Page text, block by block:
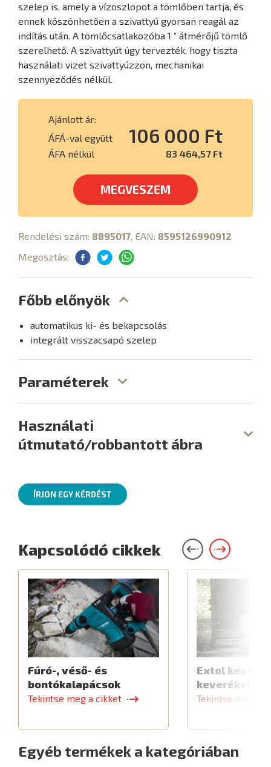
szelep is, amely a vízoszlopot a tömlőben tartja, és
ennek köszönhetően a szivattyú gyorsan reagál az
indítás után. A tömlőcsatlakozóba 1 ” átmérőjű tömlő
szerelhető. A szivattyút úgy tervezték, hogy tiszta
használati vizet szivattyúzzon, mechanikai
szennyeződés nélkül.
Ajánlott ár:
ÁFÁ-val együtt
106 000 Ft
ÁFA nélkül 83 464,57 Ft
MEGVESZEM
Rendelési szám: 8895017, EAN: 8595126990912
Megosztás:
Főbb előnyök
automatikus ki- és bekapcsolás
integrált visszacsapó szelep
Paraméterek
Használati
útmutató/robbantott ábra
ÍRJON EGY KÉRDÉST
Kapcsolódó cikkek
Fúró-, véső- és
bontókalapácsok
Tekintse meg a cikket
Extol
Tekintse meg a
Egyéb termékek a kategóriában